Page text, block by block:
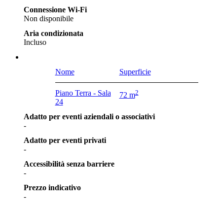
Connessione Wi-Fi
Non disponibile
Aria condizionata
Incluso
Nome Superficie
Piano Terra - Sala
24
72 m2
Adatto per eventi aziendali o associativi
-
Adatto per eventi privati
-
Accessibilità senza barriere
-
Prezzo indicativo
-